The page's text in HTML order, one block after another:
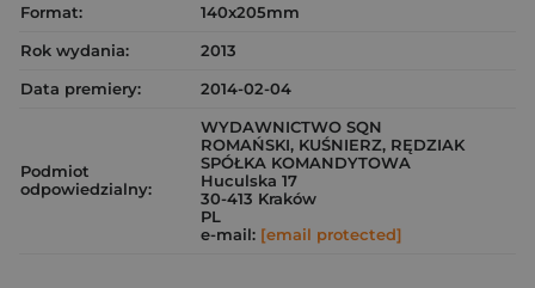
Format:
140x205mm
Rok wydania:
2013
Data premiery:
2014-02-04
Podmiot
odpowiedzialny:
WYDAWNICTWO SQN
ROMAŃSKI, KUŚNIERZ, RĘDZIAK
SPÓŁKA KOMANDYTOWA
Huculska 17
30-413 Kraków
PL
e-mail: [email protected]